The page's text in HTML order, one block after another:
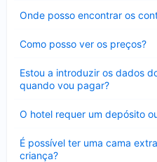
Onde posso encontrar os
fechado
Como posso ver os preços?
fechado
Estou a introduzir os dados
quando vou pagar?
fechado
O hotel requer um depósito
fechado
É possível ter uma cama
criança?
Elemento
fechado